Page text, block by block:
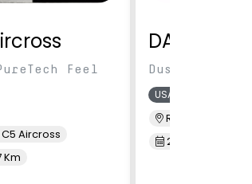
Feel
C5 Aircross
Km
DACIA
Duster 1.0
USATO
Renord S.M.
2/2022